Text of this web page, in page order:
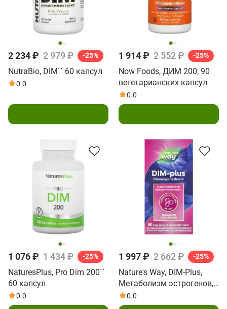
2 234 ₽ 2 979 ₽ -25%
NutraBio, DIM`` 60 капсул
0.0
1 914 ₽ 2 552 ₽ -25%
Now Foods, ДИМ 200, 90
вегетарианских капсул
0.0
1 076 ₽ 1 434 ₽ -25%
NaturesPlus, Pro Dim 200``
60 капсул
0.0
1 997 ₽ 2 662 ₽ -25%
Nature's Way, DIM-Plus,
Метаболизм эстрогенов,
60 вегетарианских капсул
0.0